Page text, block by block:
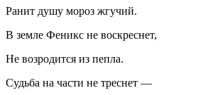
Ранит душу мороз жгучий.
В земле Феникс не воскреснет,
Не возродится из пепла.
Судьба на части не треснет —